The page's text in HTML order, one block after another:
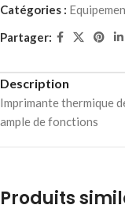
Catégories :
Partager:
Description
Imprimante thermique
ample de fonctions
Produits